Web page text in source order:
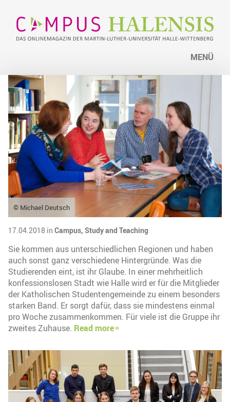
MENÜ
© Michael Deutsch
17.04.2018 in Campus, Study and Teaching
Sie kommen aus unterschiedlichen Regionen und haben
auch sonst ganz verschiedene Hintergründe. Was die
Studierenden eint, ist ihr Glaube. In einer mehrheitlich
konfessionslosen Stadt wie Halle wird er für die Mitglieder
der Katholischen Studentengemeinde zu einem besonders
starken Band. Er sorgt dafür, dass sie mindestens einmal
pro Woche zusammenkommen. Für viele ist die Gruppe ihr
zweites Zuhause. Read more